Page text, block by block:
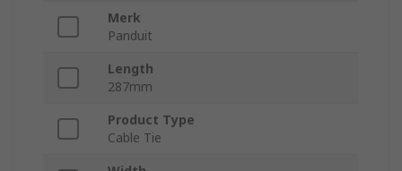
Merk
Panduit
Length
287mm
Product Type
Cable Tie